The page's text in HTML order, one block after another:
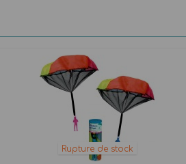
Rupture de stock